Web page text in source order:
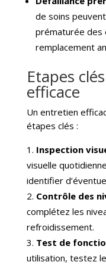
de soins
prématurée des
remplacement
Etapes
efficace
Un entretien
étapes clés :
Inspection
visuelle
identifier
Contrôle des
complétez les
refroidissement.
Test de
utilisation, testez